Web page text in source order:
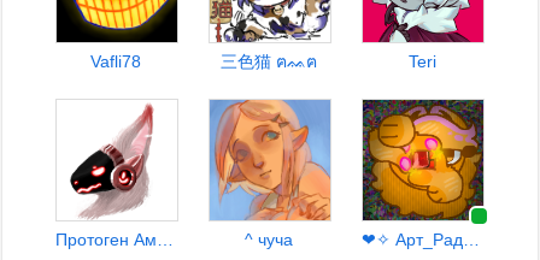
Vafli78 三色猫 ฅᨐฅ Teri
^ чуча